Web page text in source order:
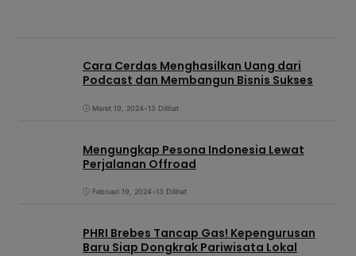
Cara Cerdas Menghasilkan Uang dari
Podcast dan Membangun Bisnis Sukses
Maret 19, 2024•13 Dilihat
Mengungkap Pesona Indonesia Lewat
Perjalanan Offroad
Februari 19, 2024•13 Dilihat
PHRI Brebes Tancap Gas! Kepengurusan
Baru Siap Dongkrak Pariwisata Lokal